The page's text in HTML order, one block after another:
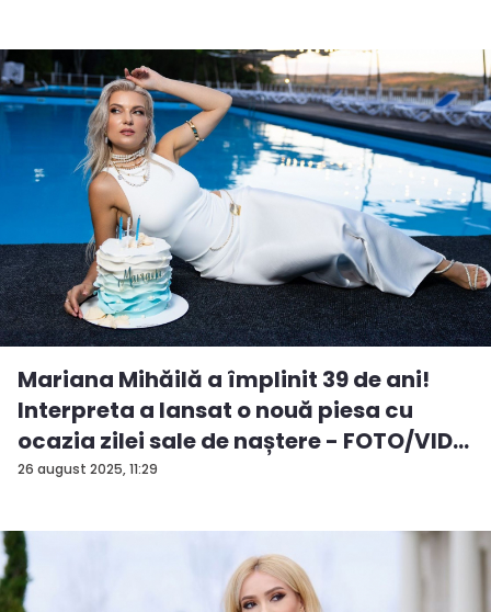
26 august 2025, 11:29
Mariana Mihăilă a împlinit 39 de ani!
Interpreta a lansat o nouă piesa cu
ocazia zilei sale de naștere - FOTO/VID...